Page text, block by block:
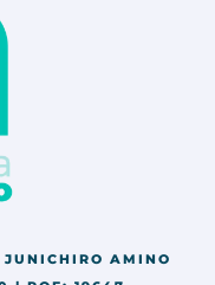
AMINO